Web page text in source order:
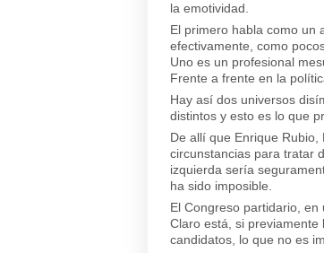
la emotividad.
El primero habla como un
efectivamente, como
Uno es un profesional
Frente a frente en la
Hay así dos universos
distintos y esto es lo que
De allí que Enrique
circunstancias para tratar
izquierda sería
ha sido imposible.
El Congreso partidario, en
Claro está, si
candidatos, lo que no es